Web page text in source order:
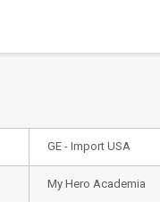
GE - Import USA
My Hero Academia